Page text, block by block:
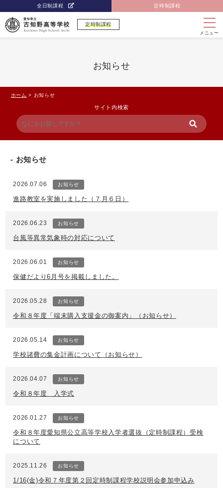
全日制課程 定時制課程
定時制課程
メニュー
お知らせ
ホーム > お知らせ
サイト内検索
お知らせ
2026.07.06 お知らせ
進路教室を実施しました（７月６日）
2026.06.23 お知らせ
台風等異常気象時の対応について
2026.06.01 お知らせ
保健だより6月号を掲載しました。
2026.05.28 お知らせ
令和８年度「端末購入支援金の御案内」（お知らせ）
2026.05.14 お知らせ
学校諸費の集金計画について（お知らせ）
2026.04.07 お知らせ
令和８年度 入学式
2026.01.27 お知らせ
令和８年度愛知県公立高等学校入学者選抜（定時制課程）受検
について
2025.11.26 お知らせ
1/16(金)令和７年度第２回定時制課程学校説明会参加申込み